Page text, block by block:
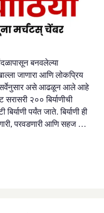
बनवलेल्या
जाणारा आणि लोकप्रिय
सर्वेनुसार असे आढळून आले आहे
२०० बिर्याणीची
पर्यंत जाते. बिर्याणी ही
परवडणारी आणि सहज …